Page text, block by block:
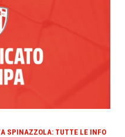
SPINAZZOLA: TUTTE LE INFO